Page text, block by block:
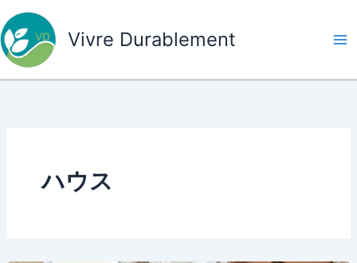
容
を
ス
キ
Vivre Durablement
ハウス